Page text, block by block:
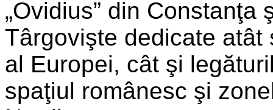
„Ovidius” din Constanţa
Târgovişte dedicate
al Europei, cât şi
spaţiul românesc şi